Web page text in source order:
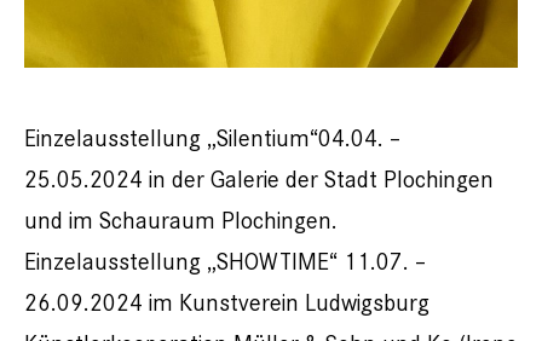
Einzelausstellung „Silentium“04.04. –
25.05.2024 in der Galerie der Stadt Plochingen
und im Schauraum Plochingen.
Einzelausstellung „SHOWTIME“ 11.07. –
26.09.2024 im Kunstverein Ludwigsburg